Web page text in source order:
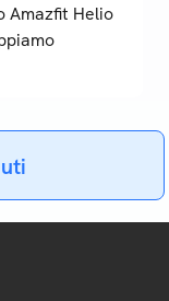
Amazfit Helio